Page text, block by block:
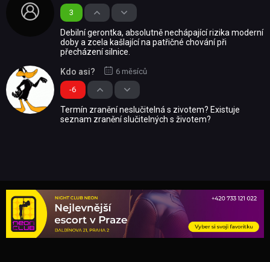
3
Debilní gerontka, absolutně nechápající rizika moderní
doby a zcela kašlající na patřičné chování při
přecházení silnice.
-6
Kdo asi? 6 měsíců
Termín zranění neslučitelná s zivotem? Existuje
seznam zranění slučitelných s životem?